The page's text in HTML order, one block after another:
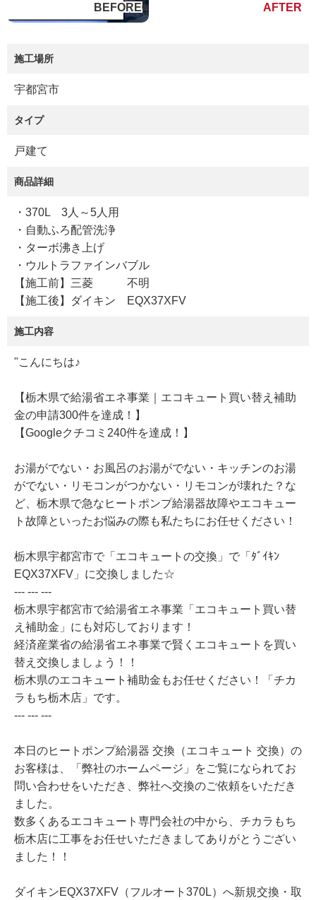
施工場所
宇都宮市
タイプ
戸建て
商品詳細
・370L 3人～5人用
・自動ふろ配管洗浄
・ターボ沸き上げ
・ウルトラファインバブル
【施工前】三菱 不明
【施工後】ダイキン EQX37XFV
施工内容
"こんにちは♪
【栃木県で給湯省エネ事業｜エコキュート買い替え補助
金の申請300件を達成！】
【Googleクチコミ240件を達成！】
お湯がでない・お風呂のお湯がでない・キッチンのお湯
がでない・リモコンがつかない・リモコンが壊れた？な
ど、栃木県で急なヒートポンプ給湯器故障やエコキュー
ト故障といったお悩みの際も私たちにお任せください！
栃木県宇都宮市で「エコキュートの交換」で「ﾀﾞｲｷﾝ
EQX37XFV」に交換しました☆
--- --- ---
栃木県宇都宮市で給湯省エネ事業「エコキュート買い替
え補助金」にも対応しております！
経済産業省の給湯省エネ事業で賢くエコキュートを買い
替え交換しましょう！！
栃木県のエコキュート補助金もお任せください！「チカ
ラもち栃木店」です。
--- --- ---
本日のヒートポンプ給湯器 交換（エコキュート 交換）の
お客様は、「弊社のホームページ」をご覧になられてお
問い合わせをいただき、弊社へ交換のご依頼をいただき
ました。
数多くあるエコキュート専門会社の中から、チカラもち
栃木店に工事をお任せいただきましてありがとうござい
ました！！
ダイキンEQX37XFV（フルオート370L）へ新規交換・取